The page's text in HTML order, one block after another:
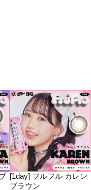
[1day] フルフル カレン
ブラウン